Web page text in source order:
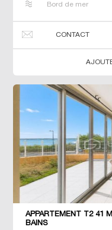
Bord de mer
CONTACT
APPARTEMENT T2 41
BAINS